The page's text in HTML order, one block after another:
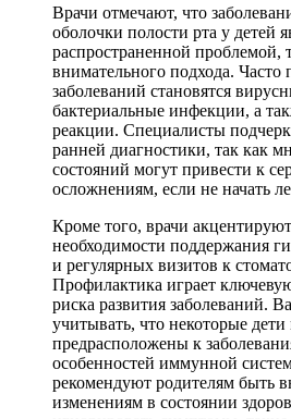
Врачи отмечают, что
оболочки полости рта у детей
распространенной проблемой,
внимательного подхода. Часто
заболеваний становятся
бактериальные инфекции, а
реакции. Специалисты
ранней диагностики, так как
состояний могут привести к
осложнениям, если не начать
Кроме того, врачи
необходимости поддержания
и регулярных визитов к
Профилактика играет
риска развития заболеваний.
учитывать, что некоторые
предрасположены к
особенностей иммунной
рекомендуют родителям быть
изменениям в состоянии